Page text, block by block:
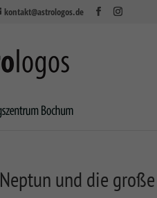
kontakt@astrologos.de
Neptun und die